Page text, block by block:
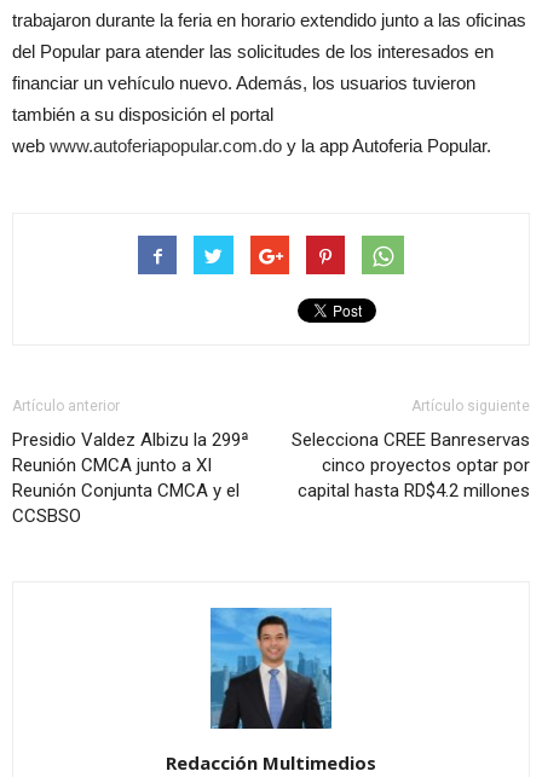
trabajaron durante la feria en horario extendido junto a las oficinas
del Popular para atender las solicitudes de los interesados en
financiar un vehículo nuevo. Además, los usuarios tuvieron
también a su disposición el portal
web www.autoferiapopular.com.do y la app Autoferia Popular.
Artículo anterior
Presidio Valdez Albizu la 299ª
Reunión CMCA junto a XI
Reunión Conjunta CMCA y el
CCSBSO
Artículo siguiente
Selecciona CREE Banreservas
cinco proyectos optar por
capital hasta RD$4.2 millones
Redacción Multimedios